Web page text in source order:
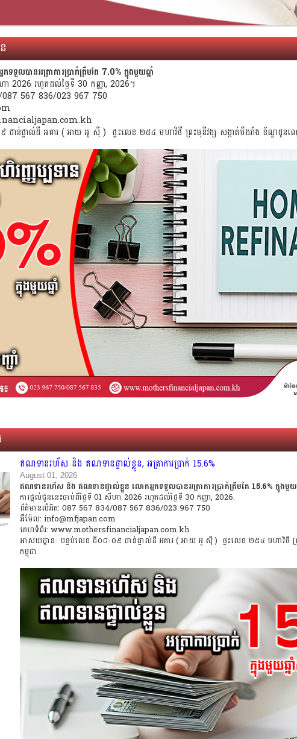
លបានអត្រាការប្រាក់ត្រឹមតែ 7.0% ក្នុងមួយឆ្នាំ
ហា 2026 រហូតដល់ថ្ងៃទី 30 កញ្ញា, 2026។
567 836/023 967 750
ាន់ផ្ទាល់ដី អគារ ( អាយ អូ ស៊ី ) ផ្ទះលេខ ២៥៤ មហាវិថី ព្រះមុនីវង្ស សង្កាត់បឹងរាំង ខ័ណ្ឌដូនពេញ
ឥណទានរហ័ស និង ឥណទានផ្ទាល់ខ្លួន, អត្រាការប្រាក់ 15.6%
August 01, 2026
ឥណទានរហ័ស និង ឥណទានផ្ទាល់ខ្លួន លោកអ្នកទទួលបានអត្រាការប្រាក់ត្រឹមតែ 15.6% ក្នុងមួ
ការផ្តល់ជូននេះចាប់ពីថ្ងៃទី 01 សីហា 2026 រហូតដល់ថ្ងៃទី 30 កញ្ញា, 2026.
ព័ត៌មានលំអិត: 087 567 834/087 567 836/023 967 750
អ៊ីម៉ែល: info@mfjapan.com
គេហទំព័រ: www.mothersfinancialjapan.com.kh
អាសយដ្ឋានៈ បន្ទប់លេខ ជី០៨-០៩ ជាន់ផ្ទាល់ដី អគារ ( អាយ អូ ស៊ី ) ផ្ទះលេខ ២៥៤ មហាវិថី ព្
កម្ពុជា